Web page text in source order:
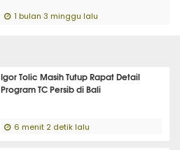
1 bulan 3 minggu lalu
Igor Tolic Masih Tutup Rapat Detail
Program TC Persib di Bali
6 menit 2 detik lalu